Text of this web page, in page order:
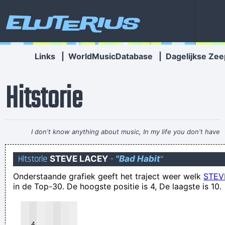
Eluterius
Links WorldMusicDatabase Dagelijkse
Hitstorie
I don't know anything about music, In my life you don't have
to.~ Elvis Presley
KURT!! We moeten weer helemaal vanaf knul beginnen
wie zijn billen heeft gebrand lag met zijn ding in het zand
Ik kan nu toch wel een lijstje voorleggen van namen van
Hitstorie STEVE LACEY - "Bad Habit"
Onderstaande grafiek geeft het traject weer welk
in de Top-30. De hoogste positie is 4, De laagste is 10.